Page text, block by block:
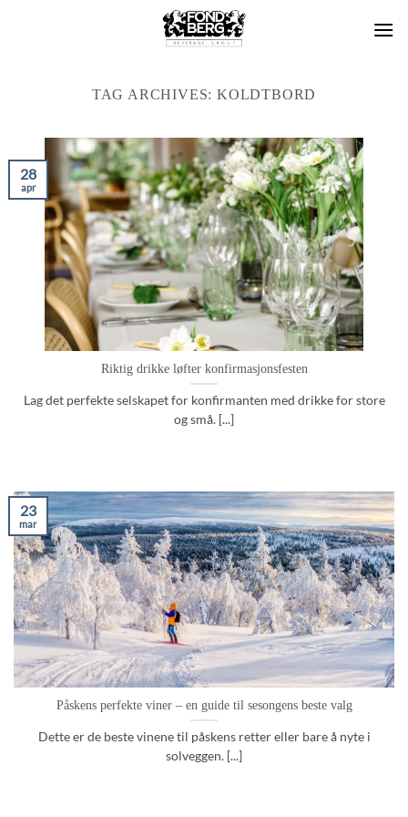
TAG ARCHIVES: KOLDTBORD
Riktig drikke løfter konfirmasjonsfesten
Lag det perfekte selskapet for konfirmanten med drikke for store
og små. [...]
28
apr
Påskens perfekte viner – en guide til sesongens beste valg
Dette er de beste vinene til påskens retter eller bare å nyte i
solveggen. [...]
23
mar